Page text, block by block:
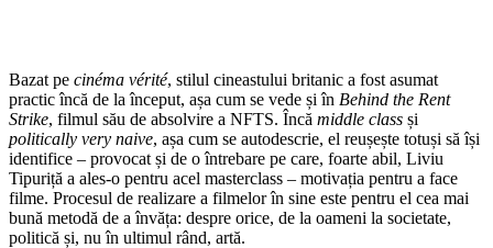
Bazat pe cinéma vérité, stilul cineastului britanic a fost asumat
practic încă de la început, așa cum se vede și în Behind the Rent
Strike, filmul său de absolvire a NFTS. Încă middle class și
politically very naive, așa cum se autodescrie, el reușește totuși să își
identifice – provocat și de o întrebare pe care, foarte abil, Liviu
Tipuriță a ales-o pentru acel masterclass – motivația pentru a face
filme. Procesul de realizare a filmelor în sine este pentru el cea mai
bună metodă de a învăța: despre orice, de la oameni la societate,
politică și, nu în ultimul rând, artă.